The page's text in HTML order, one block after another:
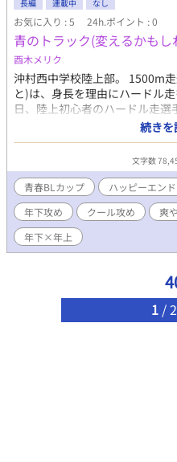
長編 連載中 なし
お気に入り : 5 24h.ポイント : 0
青のトラック(変えるかもし
酉木メリク
沖村西中学校陸上部。 1500m
と)は、身長を理由にハードル
日、陸上初心者のハードル走
わいずみ)に走り方を教えるこ
一澄は、実はとんでもないネガ
BLラブストーリー！！ ※作者
章が読みづらいなどあると思
ので優しく見守ってください。
書いているため、情報が間違っ
てたらすみません。
続きを
文字数
青春BLカップ​ ハッピーエンド
年下攻め
クール攻め 爽
年下×年上
1 / 2